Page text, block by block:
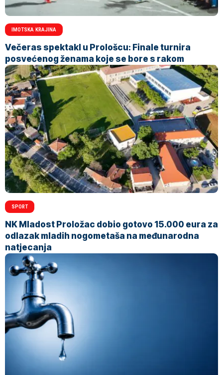
IMOTSKA KRAJINA
Večeras spektakl u Prološcu: Finale turnira
posvećenog ženama koje se bore s rakom
SPORT
NK Mladost Proložac dobio gotovo 15.000 eura za
odlazak mladih nogometaša na međunarodna
natjecanja